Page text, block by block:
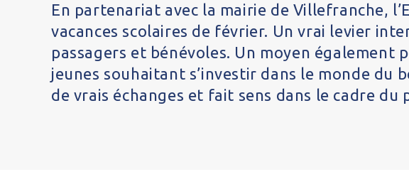
En partenariat avec la mairie de Villefranche,
vacances scolaires de février. Un vrai levier
passagers et bénévoles. Un moyen
jeunes souhaitant s’investir dans le monde du
de vrais échanges et fait sens dans le cadre du